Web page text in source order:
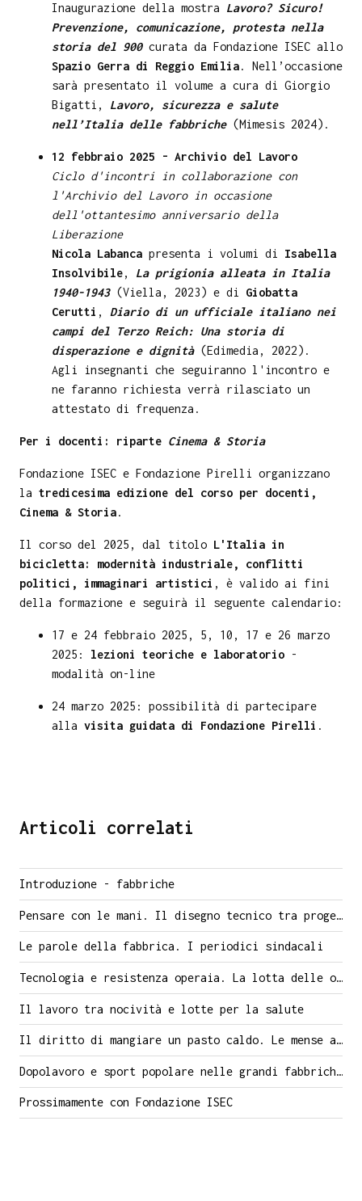
Inaugurazione della mostra Lavoro? Sicuro!
Prevenzione, comunicazione, protesta nella
storia del 900curata da Fondazione ISEC allo
Spazio Gerra di Reggio Emilia. Nell’occasione
sarà presentato il volume a cura di Giorgio
Bigatti, Lavoro, sicurezza e salute
nell’Italia delle fabbriche(Mimesis 2024).
12 febbraio 2025 - Archivio del Lavoro
Ciclo d'incontri in collaborazione con
l'Archivio del Lavoro in occasione
dell'ottantesimo anniversario della
Liberazione
Nicola Labanca presenta i volumi di Isabella
Insolvibile, La prigionia alleata in Italia
1940-1943(Viella, 2023) e di Giobatta
Cerutti , Diario di un ufficiale italiano nei
campi del Terzo Reich: Una storia di
disperazione e dignità(Edimedia, 2022).
Agli insegnanti che seguiranno l'incontro e
ne faranno richiesta verrà rilasciato un
attestato di frequenza.
Per i docenti: riparte Cinema & Storia
Fondazione ISEC e Fondazione Pirelli organizzano
la tredicesima edizione del corso per docenti,
Cinema & Storia.
Il corso del 2025, dal titolo L'Italia in
bicicletta: modernità industriale, conflitti
politici, immaginari artistici , è valido ai fini
della formazione e seguirà il seguente calendario:
17 e 24 febbraio 2025, 5, 10, 17 e 26 marzo
2025: lezioni teoriche e laboratorio -
modalità on-line
24 marzo 2025: possibilità di partecipare
alla visita guidata di Fondazione Pirelli .
Articoli correlati
Introduzione - fabbriche
Pensare con le mani. Il disegno tecnico tra progetto e mestiere
Le parole della fabbrica. I periodici sindacali
Tecnologia e resistenza operaia. La lotta delle operaie Lebole di Arezzo nelle carte di Luigi Firrao, militante comunista
Il lavoro tra nocività e lotte per la salute
Il diritto di mangiare un pasto caldo. Le mense aziendali
Dopolavoro e sport popolare nelle grandi fabbriche di Sesto
Prossimamente con Fondazione ISEC